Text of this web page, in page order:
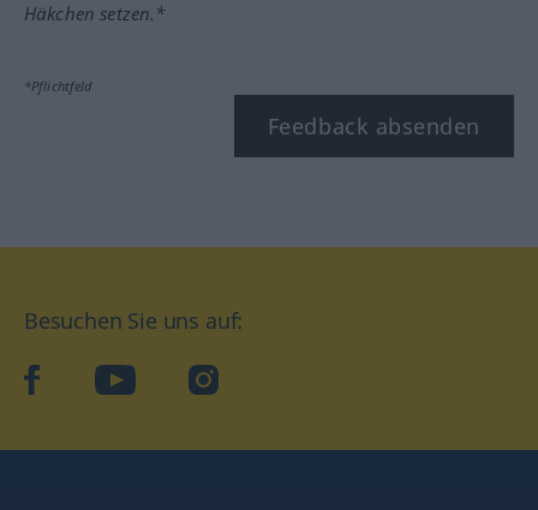
Häkchen setzen.*
*Pflichtfeld
Feedback absenden
Besuchen Sie uns auf:
facebookYouTube Instagram